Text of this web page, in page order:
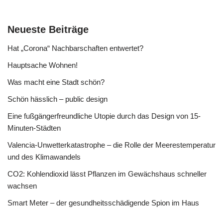
Neueste Beiträge
Hat „Corona“ Nachbarschaften entwertet?
Hauptsache Wohnen!
Was macht eine Stadt schön?
Schön hässlich – public design
Eine fußgängerfreundliche Utopie durch das Design von 15-
Minuten-Städten
Valencia-Unwetterkatastrophe – die Rolle der Meerestemperatur
und des Klimawandels
CO2: Kohlendioxid lässt Pflanzen im Gewächshaus schneller
wachsen
Smart Meter – der gesundheitsschädigende Spion im Haus